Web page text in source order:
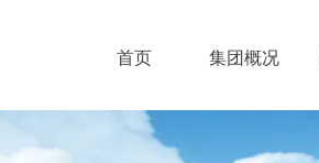
首页 集团概况